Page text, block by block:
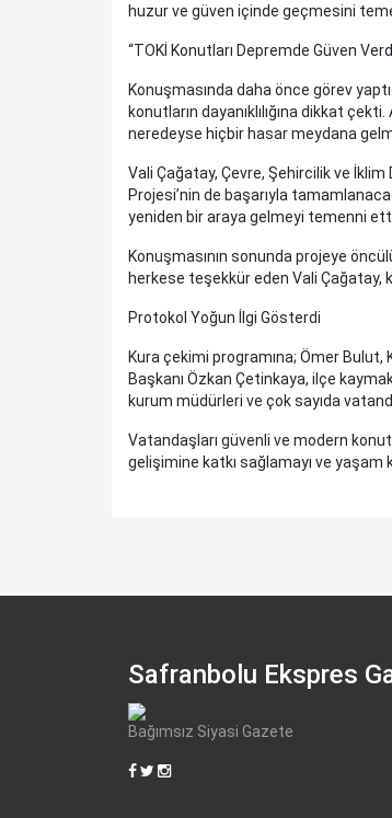
huzur ve güven içinde geçmesini
“TOKİ Konutları Depremde Güven
Konuşmasında daha önce görev
konutların dayanıklılığına dikkat
neredeyse hiçbir hasar meydana
Vali Çağatay, Çevre, Şehircilik ve
Projesi’nin de başarıyla
yeniden bir araya gelmeyi temenni
Konuşmasının sonunda projeye
herkese teşekkür eden Vali Çağatay,
Protokol Yoğun İlgi Gösterdi
Kura çekimi programına; Ömer Bulut,
Başkanı Özkan Çetinkaya, ilçe
kurum müdürleri ve çok sayıda
Vatandaşları güvenli ve modern
gelişimine katkı sağlamayı ve yaşam
Safranbolu Ekspres
Bağımsız Siyasi Gazete